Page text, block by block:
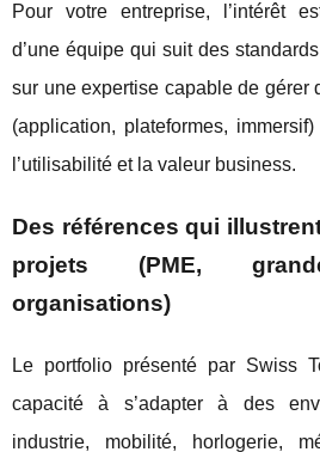
Pour votre entreprise, l’intérêt
d’une équipe qui suit des
sur une expertise capable de gérer
(application, plateformes,
l’utilisabilité et la valeur business.
Des références qui
projets (PME,
organisations)
Le portfolio présenté par Swiss
capacité à s’adapter à des
industrie, mobilité, horlogerie,